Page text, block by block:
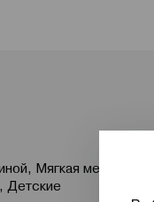
Мягкая мебель,
Детские